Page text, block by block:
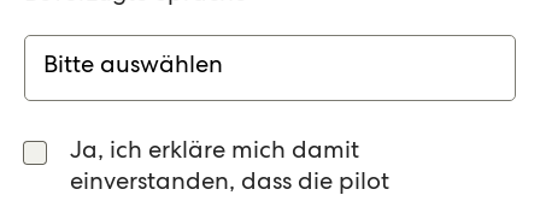
Ja, ich erkläre mich damit
einverstanden, dass die pilot